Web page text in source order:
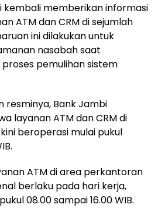
kembali memberikan informasi
ATM dan CRM di sejumlah
ini dilakukan untuk
nasabah saat
pemulihan sistem
resminya, Bank Jambi
layanan ATM dan CRM di
beroperasi mulai pukul
ATM di area perkantoran
berlaku pada hari kerja,
08.00 sampai 16.00 WIB.